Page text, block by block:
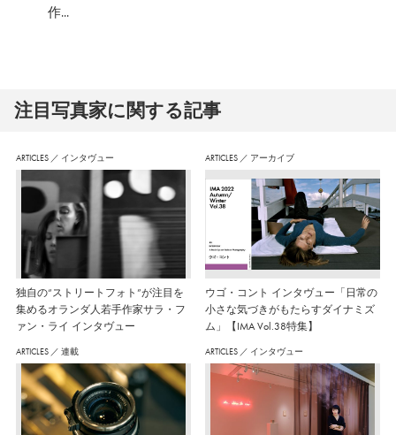
作...
注⽬写真家に関する記事
ARTICLES ／ インタヴュー
独自の“ストリートフォト”が注目を
集めるオランダ人若手作家サラ・フ
ァン・ライ インタヴュー
ARTICLES ／ アーカイブ
ウゴ・コント インタヴュー「日常の
小さな気づきがもたらすダイナミズ
ム」【IMA Vol.38特集】
ARTICLES ／ 連載 ARTICLES ／ インタヴュー